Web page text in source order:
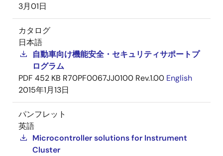
3月01日
カタログ
日本語
自動車向け機能安全・セキュリティサポートプ
ログラム
PDF 452 KB R70PF0067JJ0100 Rev.1.00 English
2015年1月13日
パンフレット
英語
Microcontroller solutions for Instrument
Cluster